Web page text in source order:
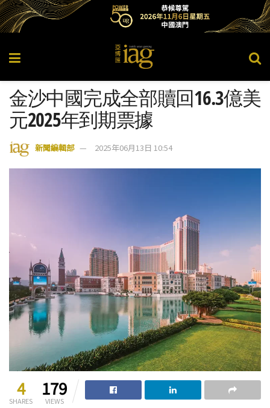
金沙中國完成全部贖回16.3億美
元2025年到期票據
新聞編輯部 2025年06月13日 10:54
4
SHARES
179
VIEWS